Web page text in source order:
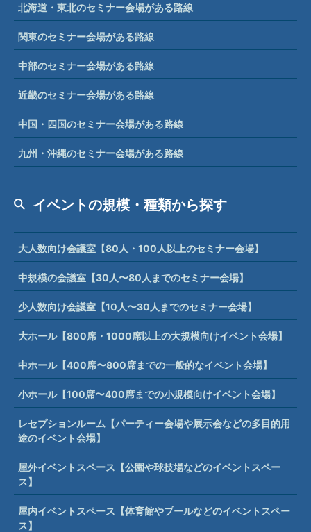
北海道・東北のセミナー会場がある路線
関東のセミナー会場がある路線
中部のセミナー会場がある路線
近畿のセミナー会場がある路線
中国・四国のセミナー会場がある路線
九州・沖縄のセミナー会場がある路線
イベントの規模・種類から探す
大人数向け会議室【80人・100人以上のセミナー会場】
中規模の会議室【30人〜80人までのセミナー会場】
少人数向け会議室【10人〜30人までのセミナー会場】
大ホール【800席・1000席以上の大規模向けイベント会場】
中ホール【400席〜800席までの一般的なイベント会場】
小ホール【100席〜400席までの小規模向けイベント会場】
レセプションルーム【パーティー会場や展示会などの多目的用
途のイベント会場】
屋外イベントスペース【公園や球技場などのイベントスペー
ス】
屋内イベントスペース【体育館やプールなどのイベントスペー
ス】